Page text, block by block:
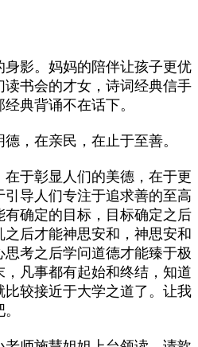
身影。妈妈的陪伴让孩子更优
书会的才女，诗词经典信手
典背诵不在话下。
，在亲民，在止于至善。
于彰显人们的美德，在于更
导人们专注于追求善的至高
确定的目标，目标确定之后
后才能神思安和，神思安和
考之后学问道德才能臻于极
凡事都有起始和终结，知道
较接近于大学之道了。让我